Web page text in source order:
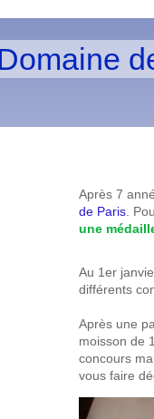
Après 7
de Paris.
une
Au 1er
différents
Après une
moisson de
concours
vous faire